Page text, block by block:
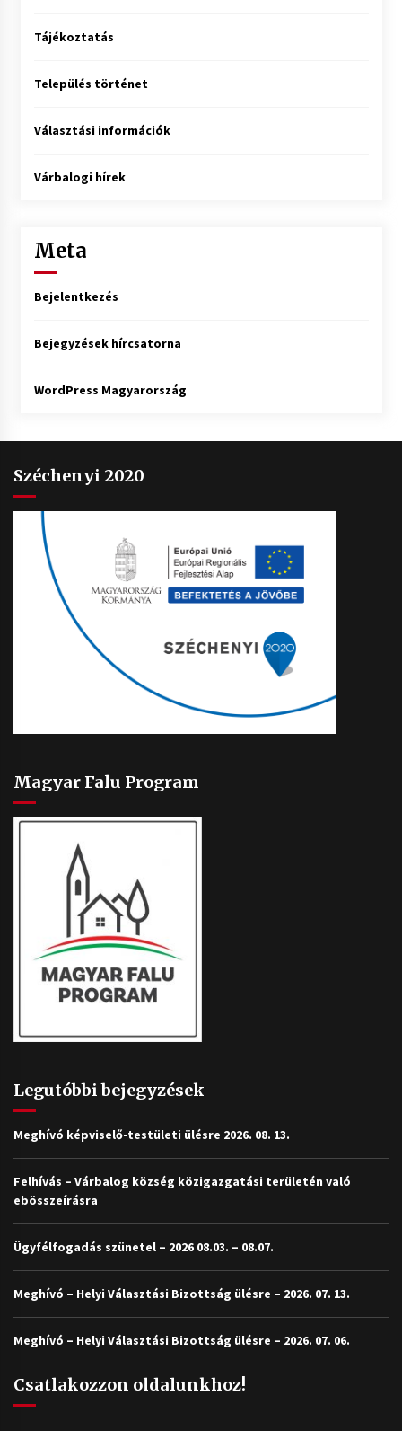
Tájékoztatás
Település történet
Választási információk
Várbalogi hírek
Meta
Bejelentkezés
Bejegyzések hírcsatorna
WordPress Magyarország
Széchenyi 2020
Magyar Falu Program
Legutóbbi bejegyzések
Meghívó képviselő-testületi ülésre 2026. 08. 13.
Felhívás – Várbalog község közigazgatási területén való
ebösszeírásra
Ügyfélfogadás szünetel – 2026 08.03. – 08.07.
Meghívó – Helyi Választási Bizottság ülésre – 2026. 07. 13.
Meghívó – Helyi Választási Bizottság ülésre – 2026. 07. 06.
Csatlakozzon oldalunkhoz!